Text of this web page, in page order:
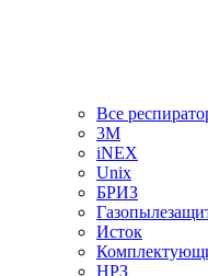
Все
3М
iNEX
Unix
БРИЗ
Исток
НРЗ